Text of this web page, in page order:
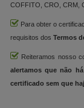
COFFITO, CRO, CRM,
Para obter o
requisitos dos Termos
Reiteramos nosso
alertamos que não
certificado sem que